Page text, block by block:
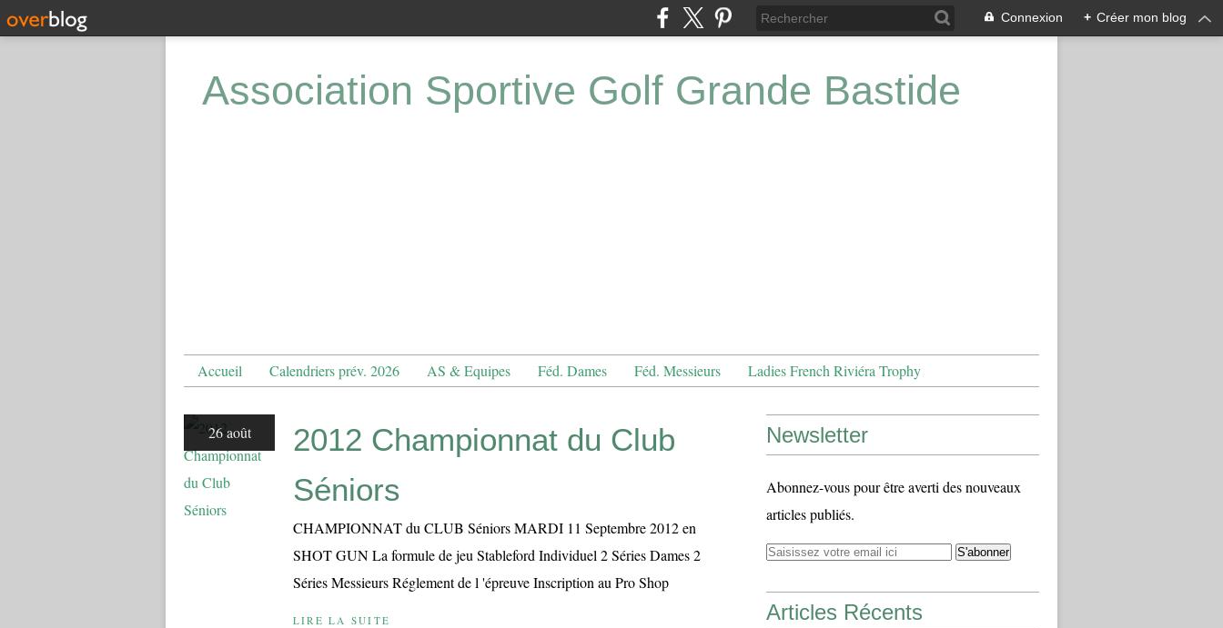
Connexion + Créer mon blog
Association Sportive Golf Grande Bastide
Accueil Calendriers prév. 2026 AS & Equipes Féd. Dames Féd. Messieurs Ladies French Riviéra Trophy
26 août
2012 Championnat du Club
Séniors
CHAMPIONNAT du CLUB Séniors MARDI 11 Septembre 2012 en
SHOT GUN La formule de jeu Stableford Individuel 2 Séries Dames 2
Séries Messieurs Réglement de l 'épreuve Inscription au Pro Shop
LIRE LA SUITE
Newsletter
Abonnez-vous pour être averti des nouveaux
articles publiés.
Articles Récents